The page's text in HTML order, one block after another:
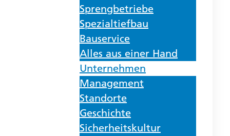
Sprengbetriebe
Spezialtiefbau
Bauservice
Alles aus einer Hand
Unternehmen
Management
Standorte
Geschichte
Sicherheitskultur